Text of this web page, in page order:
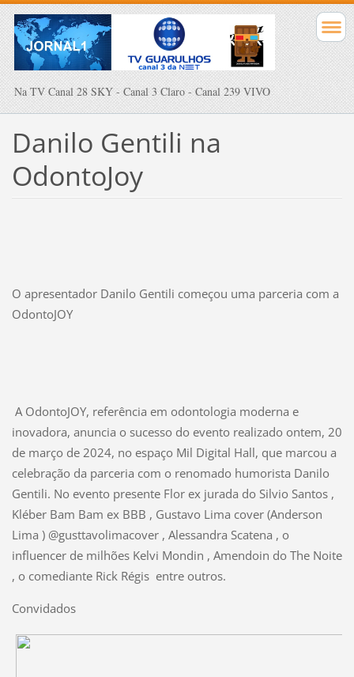
Na TV Canal 28 SKY - Canal 3 Claro - Canal 239 VIVO
Danilo Gentili na
OdontoJoy
O apresentador Danilo Gentili começou uma parceria com a
OdontoJOY
A OdontoJOY, referência em odontologia moderna e
inovadora, anuncia o sucesso do evento realizado ontem, 20
de março de 2024, no espaço Mil Digital Hall, que marcou a
celebração da parceria com o renomado humorista Danilo
Gentili. No evento presente Flor ex jurada do Silvio Santos ,
Kléber Bam Bam ex BBB , Gustavo Lima cover (Anderson
Lima ) @gusttavolimacover , Alessandra Scatena , o
influencer de milhões Kelvi Mondin , Amendoin do The Noite
, o comediante Rick Régis entre outros.
Convidados